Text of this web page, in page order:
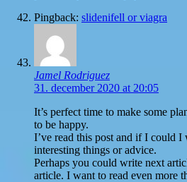
Pingback: slidenifell or viagra
Jamel Rodriguez
31. december 2020 at 20:05
It’s perfect time to make some
to be happy.
I’ve read this post and if I could I
interesting things or advice.
Perhaps you could write next
article. I want to read even more